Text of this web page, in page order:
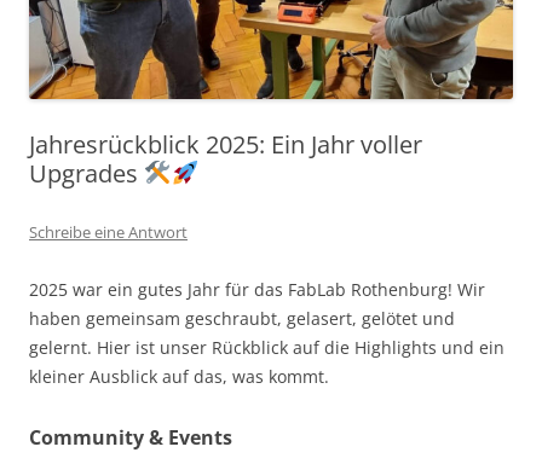
Jahresrückblick 2025: Ein Jahr voller
Upgrades
Schreibe eine Antwort
2025 war ein gutes Jahr für das FabLab Rothenburg! Wir
haben gemeinsam geschraubt, gelasert, gelötet und
gelernt. Hier ist unser Rückblick auf die Highlights und ein
kleiner Ausblick auf das, was kommt.
Community & Events